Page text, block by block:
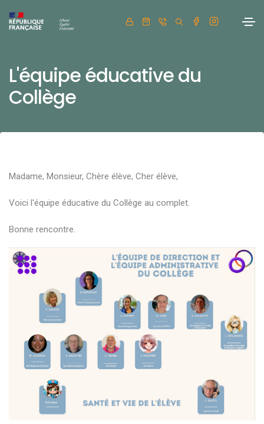
L'équipe éducative du
Collège
Madame, Monsieur, Chère élève, Cher élève,
Voici l'équipe éducative du Collège au complet.
Bonne rencontre.